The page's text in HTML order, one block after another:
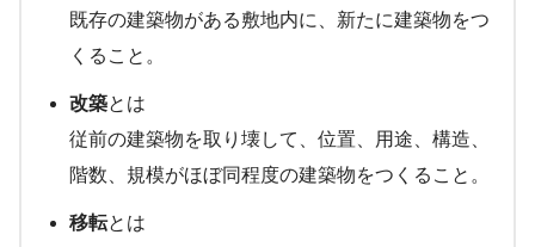
既存の建築物がある敷地内に、新たに建築物をつ
くること。
改築とは
従前の建築物を取り壊して、位置、用途、構造、
階数、規模がほぼ同程度の建築物をつくること。
移転とは